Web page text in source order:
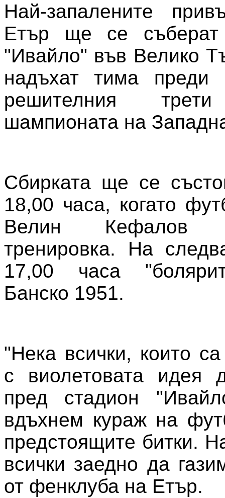
Най-запалените
Етър ще се съберат
"Ивайло" във Велико
надъхат тима преди
решителния
шампионата на
Сбирката ще се
18,00 часа, когато
Велин
тренировка. На
17,00 часа
Банско 1951.
"Нека всички, които
с виолетовата идея
пред стадион
вдъхнем кураж на
предстоящите битки.
всички заедно да
от фенклуба на Етър.